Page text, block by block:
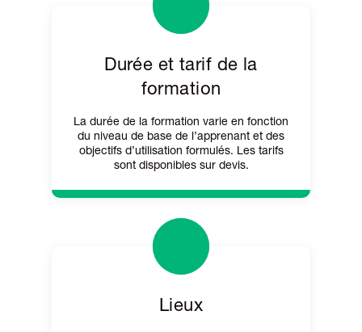
Durée et tarif de la
formation
La durée de la formation varie en fonction
du niveau de base de l’apprenant et des
objectifs d’utilisation formulés. Les tarifs
sont disponibles sur devis.
Lieux